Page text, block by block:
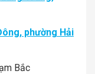
phường Hải
Bắc